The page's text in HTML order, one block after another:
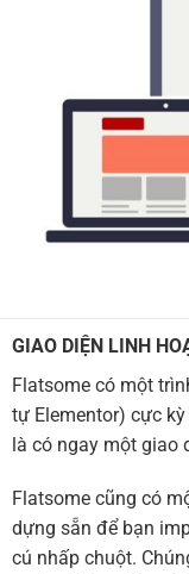
GIAO DIỆN LINH
Flatsome có một
tự Elementor) cực
là có ngay một giao
Flatsome cũng có
dựng sẵn để bạn
cú nhấp chuột.